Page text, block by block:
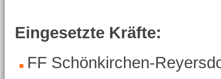
Eingesetzte Kräfte:
FF Schönkirchen-